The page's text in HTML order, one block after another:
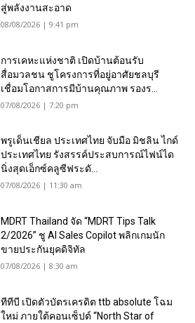
สู่พลังงานสะอาด
08/08/2026 | 9:41 pm
การเคหะแห่งชาติ เปิดบ้านต้อนรับ
สื่อมวลชน ชูโครงการที่อยู่อาศัยชลบุรี
เชื่อมโอกาสการมีบ้านคุณภาพ รองร...
07/08/2026 | 7:20 pm
พรูเด็นเชียล ประเทศไทย จับมือ มิชลิน ไกด์
ประเทศไทย รังสรรค์ประสบการณ์ไฟน์ได
นิ่งสุดเอ็กซ์คลูซีฟระดั...
07/08/2026 | 11:30 am
MDRT Thailand จัด “MDRT Tips Talk
2/2026” ชู AI Sales Copilot พลิกเกมนัก
ขายประกันยุคดิจิทัล
07/08/2026 | 8:30 am
ทีทีบี เปิดตัวบัตรเครดิต ttb absolute โฉม
ใหม่ ภายใต้คอนเซ็ปต์ “North Star of